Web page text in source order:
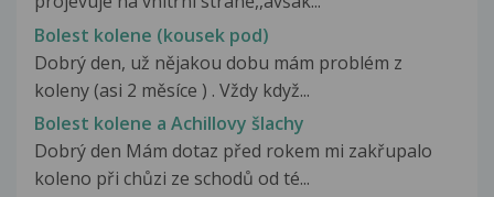
Bolest kolene (kousek pod)
Dobrý den, už nějakou dobu mám problém z
koleny (asi 2 měsíce ) . Vždy když...
Bolest kolene a Achillovy šlachy
Dobrý den Mám dotaz před rokem mi zakřupalo
koleno při chůzi ze schodů od té...